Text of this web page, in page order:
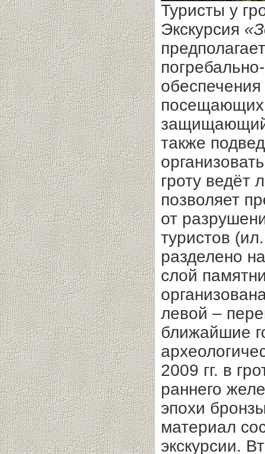
Туристы у
Экскурсия
обеспечения
посещающих
защищающий
также
гроту ведёт
позволяет
от
туристов
разделено
слой
левой –
ближайшие
2009 гг. в
раннего
эпохи
материал
экскурсии.